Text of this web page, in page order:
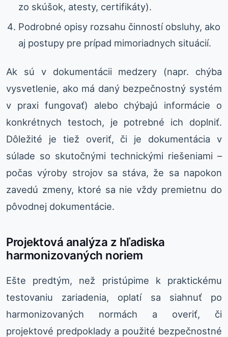
zo skúšok, atesty, certifikáty).
Podrobné opisy rozsahu činností obsluhy, ako
aj postupy pre prípad mimoriadnych situácií.
Ak sú v dokumentácii medzery (napr. chýba
vysvetlenie, ako má daný bezpečnostný systém
v praxi fungovať) alebo chýbajú informácie o
konkrétnych testoch, je potrebné ich doplniť.
Dôležité je tiež overiť, či je dokumentácia v
súlade so skutočnými technickými riešeniami –
počas výroby strojov sa stáva, že sa napokon
zavedú zmeny, ktoré sa nie vždy premietnu do
pôvodnej dokumentácie.
Projektová analýza z hľadiska
harmonizovaných noriem
Ešte predtým, než pristúpime k praktickému
testovaniu zariadenia, oplatí sa siahnuť po
harmonizovaných normách a overiť, či
projektové predpoklady a použité bezpečnostné